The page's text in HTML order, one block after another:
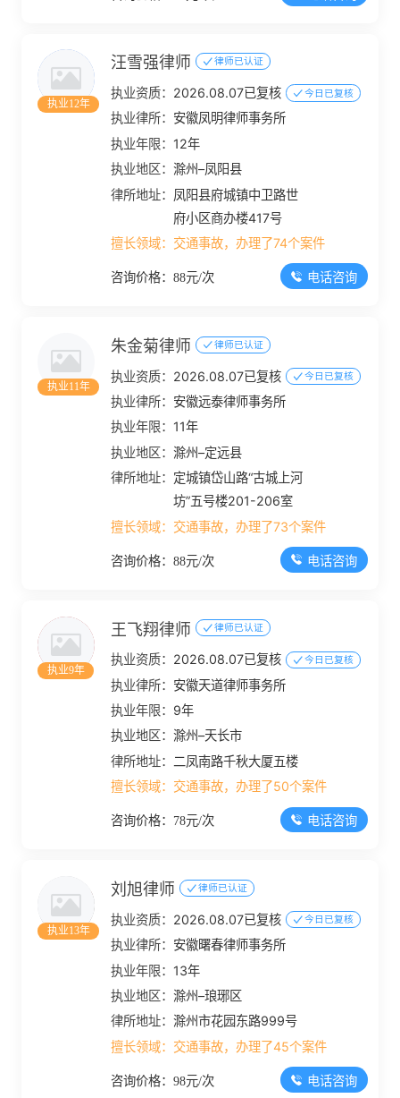
执业12年
汪雪强律师 律师已认证
执业资质： 2026.08.07已复核 今日已复核
执业律所： 安徽凤明律师事务所
执业年限： 12年
执业地区：滁州–凤阳县
律所地址： 凤阳县府城镇中卫路世
府小区商办楼417号
擅长领域： 交通事故，办理了74个案件
咨询价格：88元/次 电话咨询
执业11年
朱金菊律师 律师已认证
执业资质： 2026.08.07已复核 今日已复核
执业律所： 安徽远泰律师事务所
执业年限： 11年
执业地区：滁州–定远县
律所地址： 定城镇岱山路“古城上河
坊”五号楼201-206室
擅长领域： 交通事故，办理了73个案件
咨询价格：88元/次 电话咨询
执业9年
王飞翔律师 律师已认证
执业资质： 2026.08.07已复核 今日已复核
执业律所： 安徽天道律师事务所
执业年限： 9年
执业地区：滁州–天长市
律所地址：
二凤南路千秋大厦五楼
擅长领域： 交通事故，办理了50个案件
咨询价格：78元/次 电话咨询
执业13年
刘旭律师 律师已认证
执业资质： 2026.08.07已复核 今日已复核
执业律所： 安徽曙春律师事务所
执业年限： 13年
执业地区：滁州–琅琊区
律所地址：滁州市花园东路999号
擅长领域： 交通事故，办理了45个案件
咨询价格：98元/次 电话咨询